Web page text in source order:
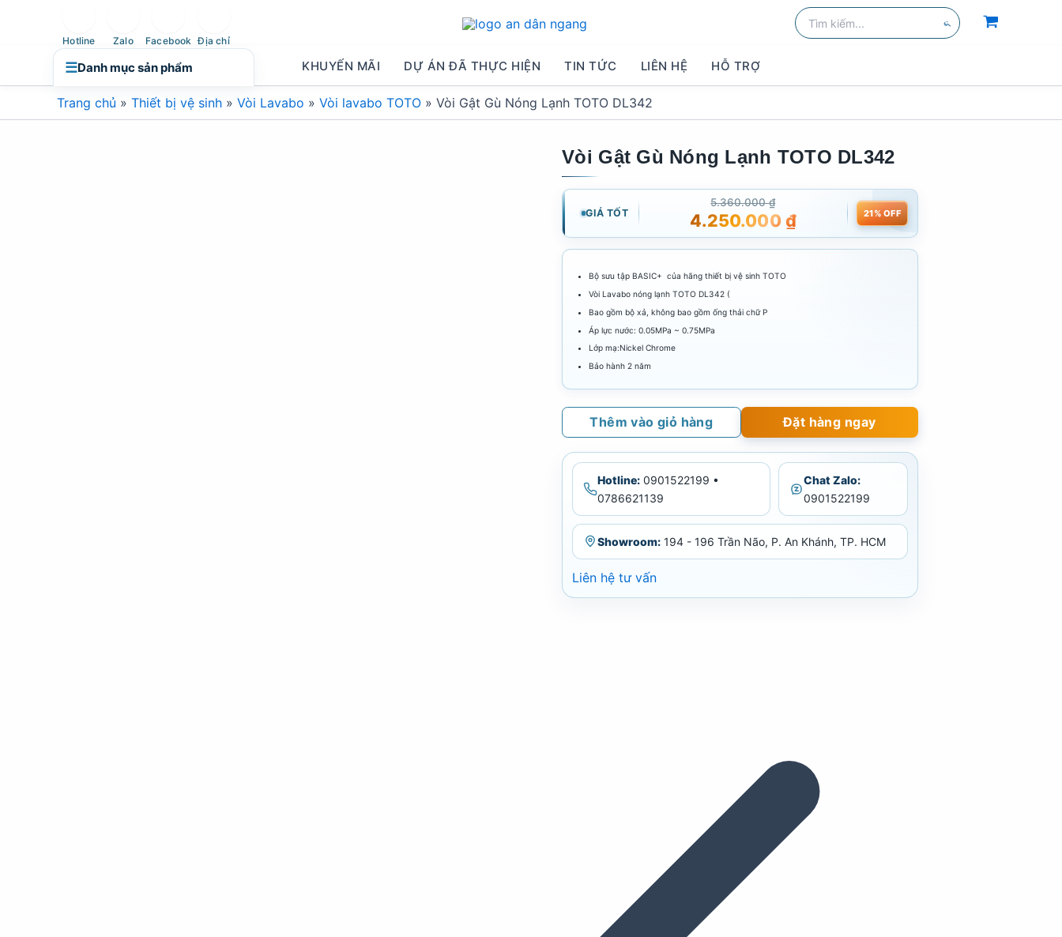
☰Danh mục sản phẩm
Hotline Zalo Facebook Địa chỉ
Tìm
kiếm:
KHUYẾN MÃI DỰ ÁN ĐÃ THỰC HIỆN TIN TỨC LIÊN HỆ HỖ TRỢ
Trang chủ » Thiết bị vệ sinh » Vòi Lavabo » Vòi lavabo TOTO » Vòi Gật Gù Nóng Lạnh TOTO DL342
Vòi Gật Gù Nóng Lạnh TOTO DL342
GIÁ TỐT
5.360.000₫
4.250.000₫ 21% OFF
Bộ sưu tập BASIC+ của hãng thiết bị vệ sinh TOTO
Vòi Lavabo nóng lạnh TOTO DL342 (
Bao gồm bộ xả, không bao gồm ống thải chữ P
Áp lực nước: 0.05MPa ~ 0.75MPa
Lớp mạ:Nickel Chrome
Bảo hành 2 năm
Thêm vào giỏ hàng Đặt hàng ngay
Hotline: 0901522199 •
0786621139
Chat Zalo:
0901522199
Showroom: 194 - 196 Trần Não, P. An Khánh, TP. HCM
Liên hệ tư vấn